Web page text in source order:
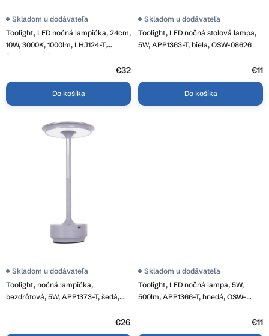
o
v
Toolight, LED nočná lampička, 24cm,
10W, 3000K, 1000lm, LHJ124-T,
čierna matná, OSW-03279
Skladom u dodávateľa
€32
Do košíka
Toolight, LED nočná stolová lampa,
5W, APP1363-T, biela, OSW-08626
Skladom u dodávateľa
€11
Do košíka
Toolight, nočná lampička,
bezdrôtová, 5W, APP1373-T, šedá,
Skladom u dodávateľa
€26
Toolight, LED nočná lampa, 5W,
500lm, APP1366-T, hnedá, OSW-
Skladom u dodávateľa
€11